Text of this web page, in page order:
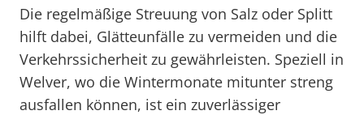
Die regelmäßige Streuung von Salz oder Splitt
hilft dabei, Glätteunfälle zu vermeiden und die
Verkehrssicherheit zu gewährleisten. Speziell in
Welver, wo die Wintermonate mitunter streng
ausfallen können, ist ein zuverlässiger